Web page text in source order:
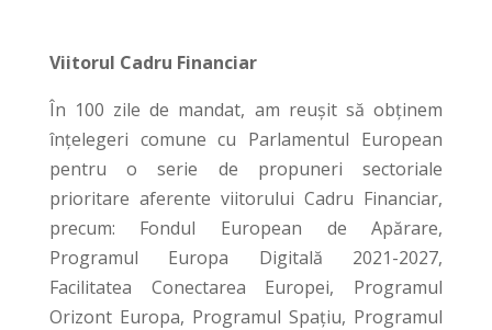
Viitorul Cadru Financiar
În 100 zile de mandat, am reușit să obținem
înțelegeri comune cu Parlamentul European
pentru o serie de propuneri sectoriale
prioritare aferente viitorului Cadru Financiar,
precum: Fondul European de Apărare,
Programul Europa Digitală 2021-2027,
Facilitatea Conectarea Europei, Programul
Orizont Europa, Programul Spațiu, Programul